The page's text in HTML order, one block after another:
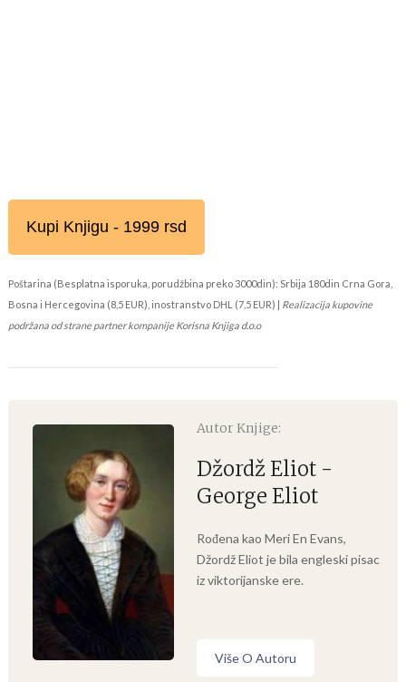
Kupi Knjigu - 1999 rsd
Poštarina (Besplatna isporuka, porudžbina preko 3000din): Srbija 180din Crna Gora,
Bosna i Hercegovina (8,5 EUR), inostranstvo DHL (7,5 EUR) | Realizacija kupovine
podržana od strane partner kompanije Korisna Knjiga d.o.o
Autor Knjige:
Džordž Eliot -
George Eliot
Rođena kao Meri En Evans,
Džordž Eliot je bila engleski pisac
iz viktorijanske ere.
Više O Autoru